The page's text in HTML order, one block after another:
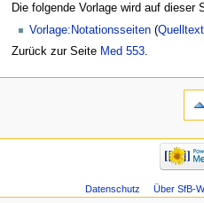
Die folgende Vorlage wird auf dieser
Vorlage:Notationsseiten (
Zurück zur Seite Med 553.
Datenschutz Über SfB-